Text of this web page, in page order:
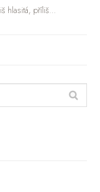
hlasitá, příliš…